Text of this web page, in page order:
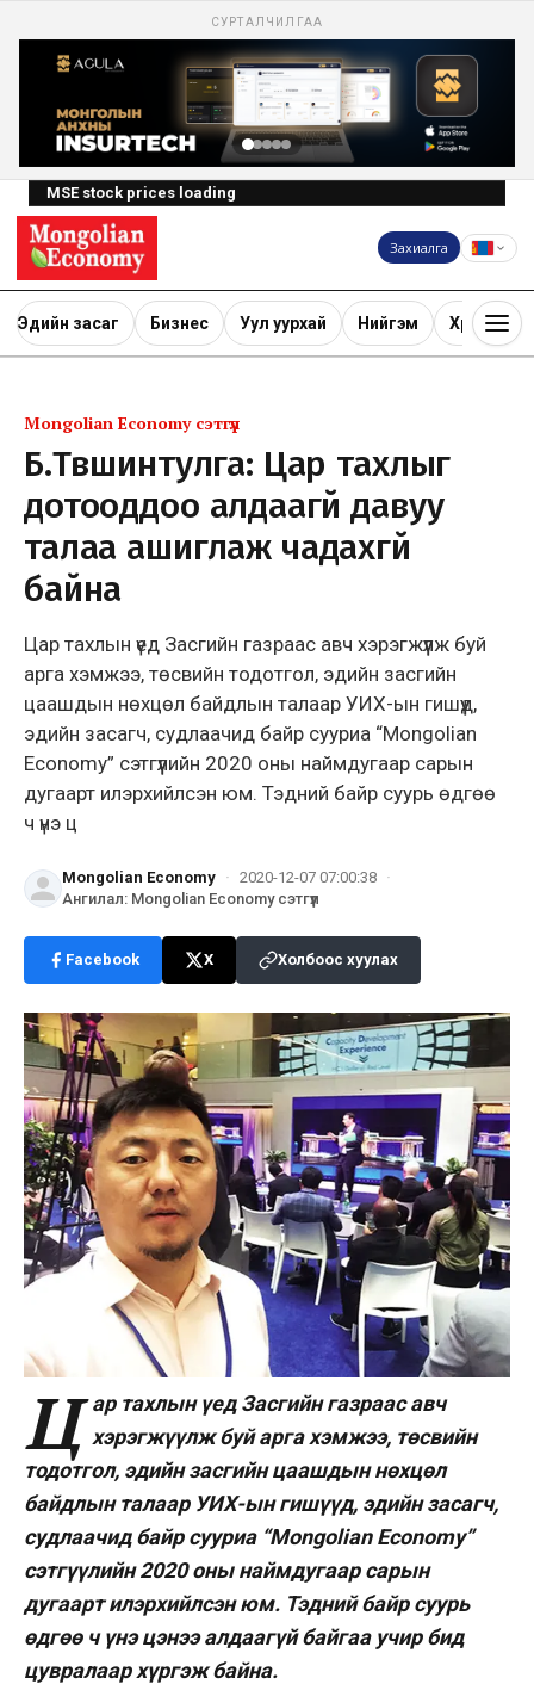
СУРТАЛЧИЛГАА
MSE stock prices loading
Захиалга
Эдийн засаг Бизнес Уул уурхай Нийгэм Хөрөнгө
Mongolian Economy сэтгүүл
Б.Түвшинтулга: Цар тахлыг
дотооддоо алдаагүй давуу
талаа ашиглаж чадахгүй
байна
Цар тахлын үед Засгийн газраас авч хэрэгжүүлж буй
арга хэмжээ, төсвийн тодотгол, эдийн засгийн
цаашдын нөхцөл байдлын талаар УИХ-ын гишүүд,
эдийн засагч, судлаачид байр сууриа “Mongolian
Economy” сэтгүүлийн 2020 оны наймдугаар сарын
дугаарт илэрхийлсэн юм. Тэдний байр суурь өдгөө
ч үнэ ц
Mongolian Economy · 2020-12-07 07:00:38 ·
Ангилал: Mongolian Economy сэтгүүл
Facebook X Холбоос хуулах
Ц ар тахлын үед Засгийн газраас авч
хэрэгжүүлж буй арга хэмжээ, төсвийн
тодотгол, эдийн засгийн цаашдын нөхцөл
байдлын талаар УИХ-ын гишүүд, эдийн засагч,
судлаачид байр сууриа “Mongolian Economy”
сэтгүүлийн 2020 оны наймдугаар сарын
дугаарт илэрхийлсэн юм. Тэдний байр суурь
өдгөө ч үнэ цэнээ алдаагүй байгаа учир бид
цувралаар хүргэж байна.